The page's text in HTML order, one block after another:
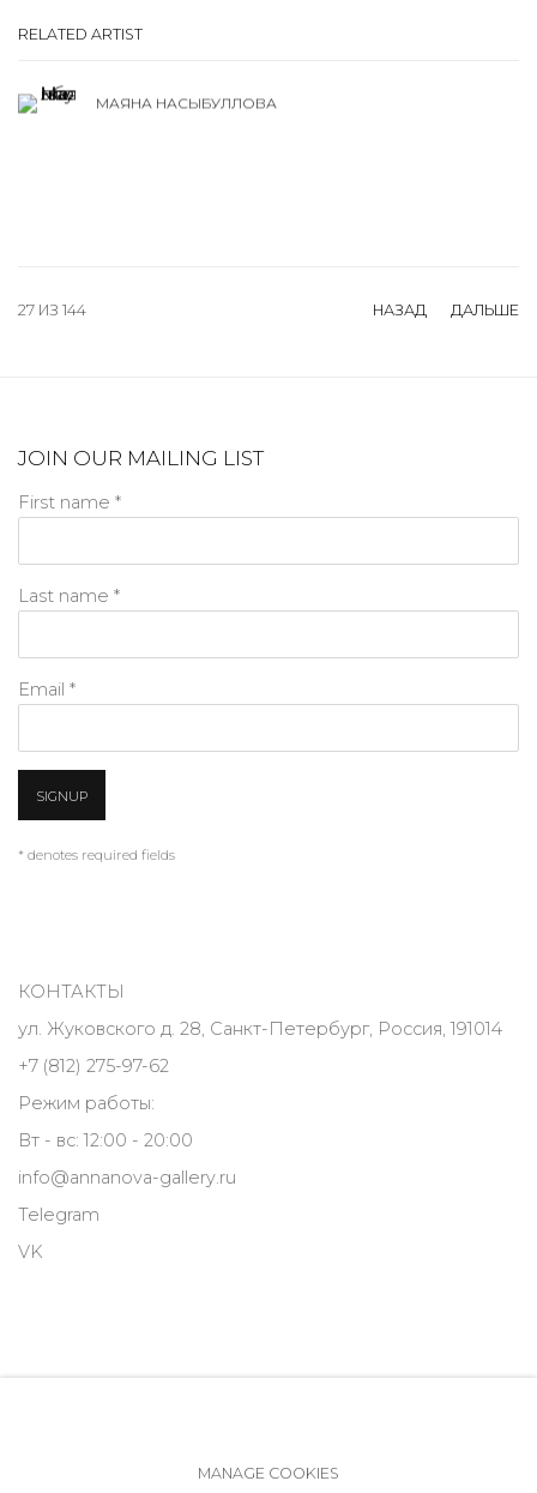
RELATED ARTIST
МАЯНА НАСЫБУЛЛОВА
НАЗАД ДАЛЬШЕ
27 ИЗ 144
JOIN OUR MAILING LIST
First name *
Last name *
Email *
SIGNUP
* denotes required fields
КОНТАКТЫ
ул. Жуковского д. 28, Санкт-Петербург, Россия, 191014
+7 (812) 275-97-62
Режим работы:
Вт - вс: 12:00 - 20:00
info@annanova-gallery.ru
Telegram
VK
MANAGE COOKIES